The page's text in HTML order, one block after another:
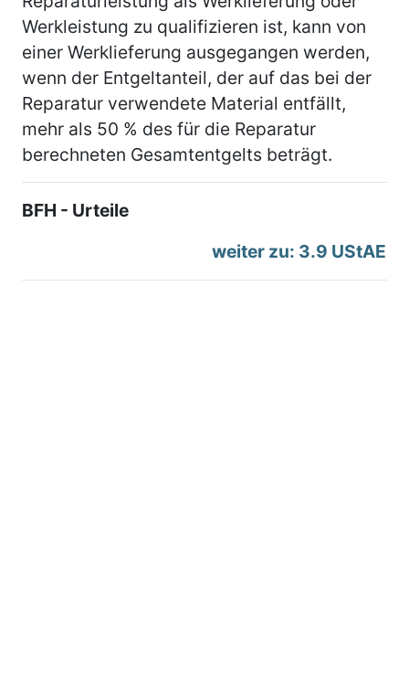
Werkleistung zu qualifizieren ist, kann von
einer Werklieferung ausgegangen werden,
wenn der Entgeltanteil, der auf das bei der
Reparatur verwendete Material entfällt,
mehr als 50 % des für die Reparatur
berechneten Gesamtentgelts beträgt.
BFH - Urteile
weiter zu: 3.9 UStAE